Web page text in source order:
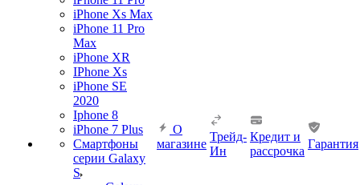
iPhone Xs Max
iPhone 11 Pro
Max
iPhone XR
IPhone Xs
iPhone SE
2020
Iphone 8
iPhone 7 Plus
Смартфоны
серии Galaxy
S
О
магазине
Трейд-
Ин
Кредит и
рассрочка
Гарантия